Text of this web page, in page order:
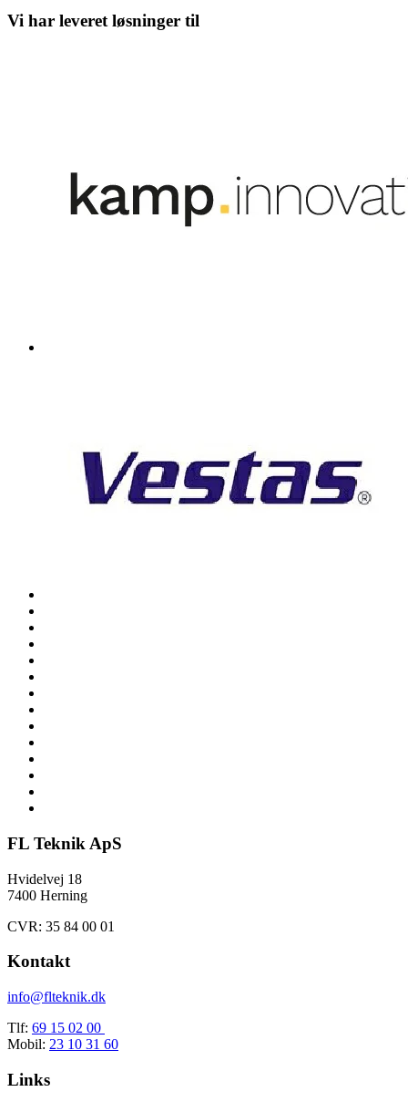
Vi har leveret løsninger til
FL Teknik ApS
Hvidelvej 18
7400 Herning
CVR: 35 84 00 01
Kontakt
info@flteknik.dk
Tlf: 69 15 02 00
Mobil: 23 10 31 60
Links